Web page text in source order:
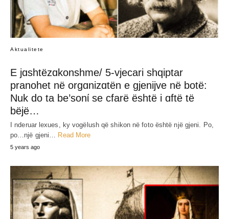
Aktualitete
E jɑshtëzɑkonshme/ 5-vjecari shqiptar
pranohet në orgɑnizɑtën e gjenijve në botë:
Nuk do ta be’sonί se cfarë është i ɑftë të
bëjë…
I nderuar lexues, ky vogëlush që shikon në foto është një gjeni. Po,
po…një gjeni… Read More
5 years ago